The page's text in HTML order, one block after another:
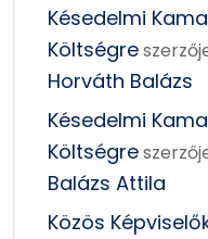
Késedelmi
Költségre
Horváth Balázs
Késedelmi
Költségre
Balázs Attila
Közös